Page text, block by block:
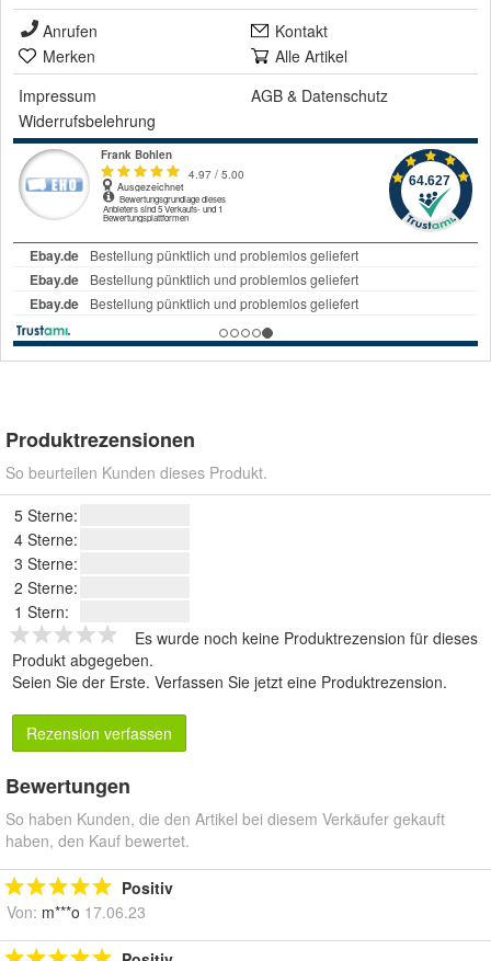
Anrufen
Kontakt
Merken
Alle Artikel
Impressum
AGB & Datenschutz
Widerrufsbelehrung
Produktrezensionen
So beurteilen Kunden dieses Produkt.
5 Sterne:
4 Sterne:
3 Sterne:
2 Sterne:
1 Stern:
Es wurde noch keine Produktrezension für dieses
Produkt abgegeben.
Seien Sie der Erste. Verfassen Sie jetzt eine Produktrezension.
Rezension verfassen
Bewertungen
So haben Kunden, die den Artikel bei diesem Verkäufer gekauft
haben, den Kauf bewertet.
Positiv
Von: m***o 17.06.23